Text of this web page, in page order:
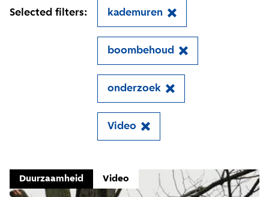
Meld je aan voor onze
Blijf moeiteloos op de hoogte van al het
Selected filters: kademuren
boombehoud
onderzoek
Video
Duurzaamheid Video